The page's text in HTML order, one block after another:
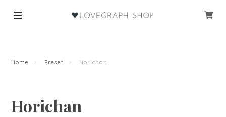
Home Preset Horichan
Horichan